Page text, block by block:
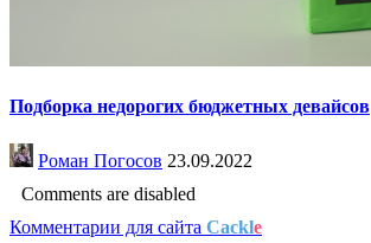
Подборка недорогих бюджетных девайсов
Роман Погосов 23.09.2022
Comments are disabled
Комментарии для сайта Cackle